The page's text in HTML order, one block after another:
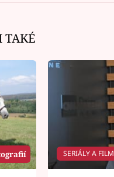
TAKÉ
SERIÁLY A